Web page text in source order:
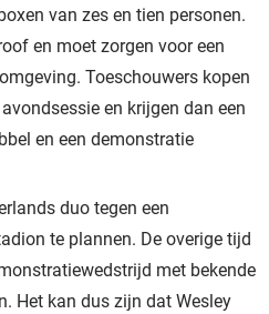
van zes en tien personen.
en moet zorgen voor een
Toeschouwers kopen
en krijgen dan een
en een demonstratie
duo tegen een
te plannen. De overige tijd
met bekende
Het kan dus zijn dat Wesley